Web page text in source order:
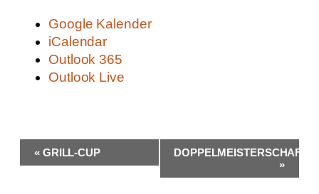
Google Kalender
iCalendar
Outlook 365
Outlook Live
Veranstaltung-
Navigation
«GRILL-CUP
»